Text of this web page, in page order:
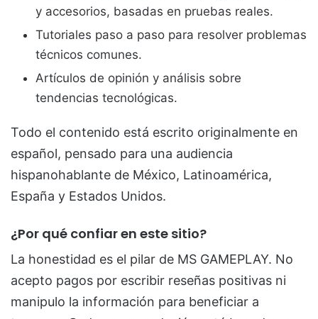
y accesorios, basadas en pruebas reales.
Tutoriales paso a paso para resolver problemas
técnicos comunes.
Artículos de opinión y análisis sobre
tendencias tecnológicas.
Todo el contenido está escrito originalmente en
español, pensado para una audiencia
hispanohablante de México, Latinoamérica,
España y Estados Unidos.
¿Por qué confiar en este sitio?
La honestidad es el pilar de MS GAMEPLAY. No
acepto pagos por escribir reseñas positivas ni
manipulo la información para beneficiar a